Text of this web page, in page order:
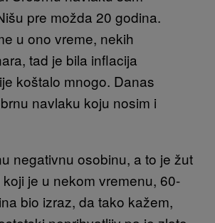
pre možda 20 godina.
u ono vreme, nekih
tad je bila inflacija
koštalo mnogo. Danas
navlaku koju nosim i
negativnu osobinu, a to je žut
je u nekom vremenu, 60-
a bio izraz, da tako kažem,